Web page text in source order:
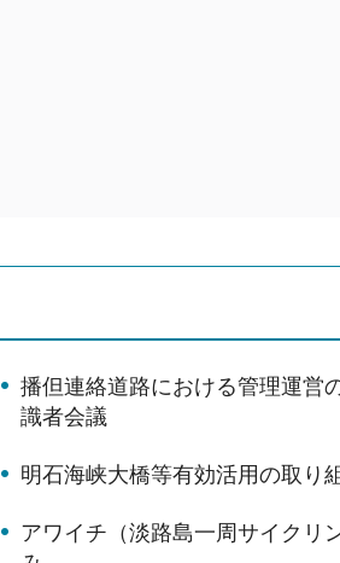
播但連絡道路における管理運営
識者会議
明石海峡大橋等有効活用の取り
アワイチ（淡路島一周サイクリ